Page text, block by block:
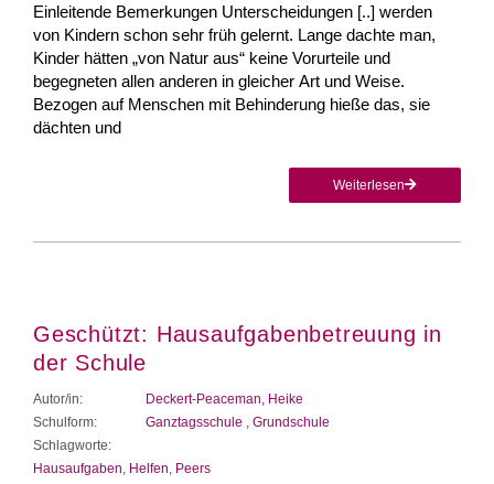
Einleitende Bemerkungen Unterscheidungen [..] werden
von Kindern schon sehr früh gelernt. Lange dachte man,
Kinder hätten „von Natur aus“ keine Vorurteile und
begegneten allen anderen in gleicher Art und Weise.
Bezogen auf Menschen mit Behinderung hieße das, sie
dächten und
Weiterlesen
Geschützt: Hausaufgabenbetreuung in
der Schule
Autor/in:
Deckert-Peaceman, Heike
Schulform:
Ganztagsschule
Grundschule
Schlagworte:
Hausaufgaben Helfen Peers